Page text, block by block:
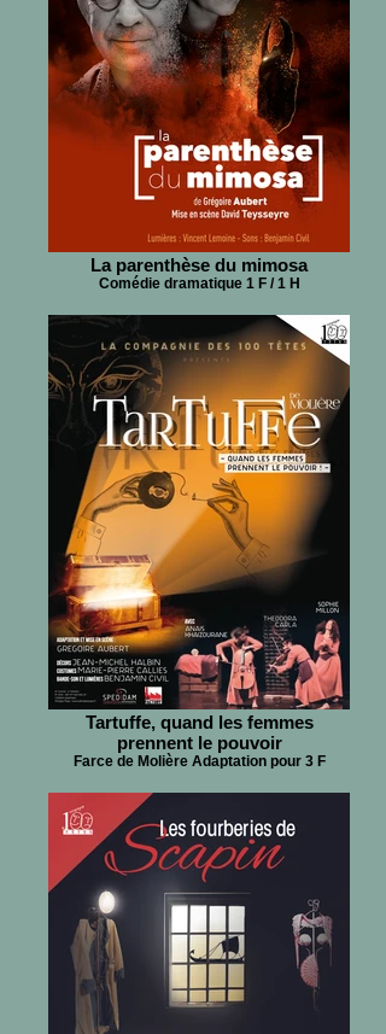
La parenthèse du mimosa
Comédie dramatique 1 F / 1 H
Tartuffe, quand les femmes
prennent le pouvoir
Farce de Molière Adaptation pour 3 F